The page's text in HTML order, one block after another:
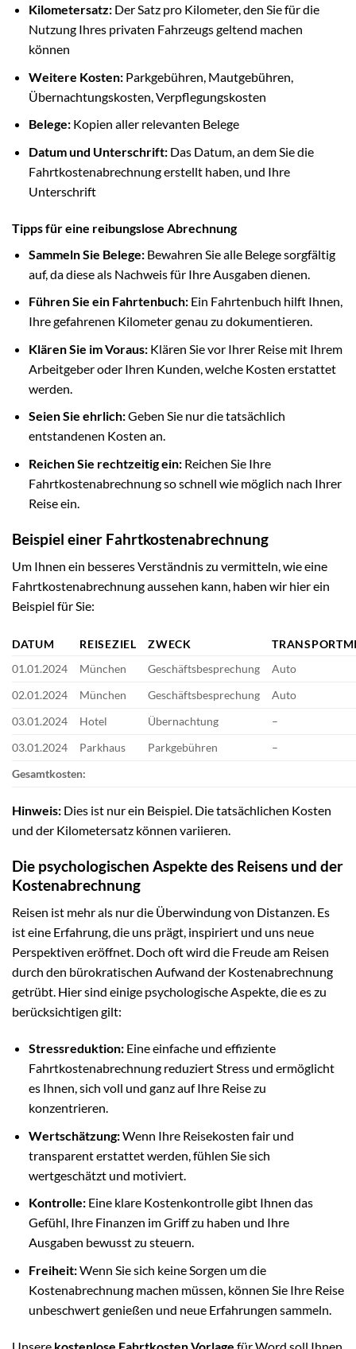
Kilometersatz:Der Satz pro Kilometer, den Sie für die
Nutzung Ihres privaten Fahrzeugs geltend machen
können
Weitere Kosten:Parkgebühren, Mautgebühren,
Übernachtungskosten, Verpflegungskosten
Belege:Kopien aller relevanten Belege
Datum und Unterschrift:Das Datum, an dem Sie die
Fahrtkostenabrechnung erstellt haben, und Ihre
Unterschrift
Tipps für eine reibungslose Abrechnung
Sammeln Sie Belege:Bewahren Sie alle Belege sorgfältig
auf, da diese als Nachweis für Ihre Ausgaben dienen.
Führen Sie ein Fahrtenbuch:Ein Fahrtenbuch hilft Ihnen,
Ihre gefahrenen Kilometer genau zu dokumentieren.
Klären Sie im Voraus:Klären Sie vor Ihrer Reise mit Ihrem
Arbeitgeber oder Ihren Kunden, welche Kosten erstattet
werden.
Seien Sie ehrlich:Geben Sie nur die tatsächlich
entstandenen Kosten an.
Reichen Sie rechtzeitig ein:Reichen Sie Ihre
Fahrtkostenabrechnung so schnell wie möglich nach Ihrer
Reise ein.
Beispiel einer Fahrtkostenabrechnung
Um Ihnen ein besseres Verständnis zu vermitteln, wie eine
Fahrtkostenabrechnung aussehen kann, haben wir hier ein
Beispiel für Sie:
DATUM REISEZIEL ZWECK
01.01.2024
München Geschäftsbesprechung
Auto
02.01.2024
München Geschäftsbesprechung
Auto
03.01.2024
Hotel Übernachtung
–
03.01.2024
Parkhaus Parkgebühren
–
Gesamtkosten:
Hinweis: Dies ist nur ein Beispiel. Die tatsächlichen Kosten
und der Kilometersatz können variieren.
Die psychologischen Aspekte des Reisens und der
Kostenabrechnung
Reisen ist mehr als nur die Überwindung von Distanzen. Es
ist eine Erfahrung, die uns prägt, inspiriert und uns neue
Perspektiven eröffnet. Doch oft wird die Freude am Reisen
durch den bürokratischen Aufwand der Kostenabrechnung
getrübt. Hier sind einige psychologische Aspekte, die es zu
berücksichtigen gilt:
Stressreduktion:Eine einfache und effiziente
Fahrtkostenabrechnung reduziert Stress und ermöglicht
es Ihnen, sich voll und ganz auf Ihre Reise zu
konzentrieren.
Wertschätzung:Wenn Ihre Reisekosten fair und
transparent erstattet werden, fühlen Sie sich
wertgeschätzt und motiviert.
Kontrolle:Eine klare Kostenkontrolle gibt Ihnen das
Gefühl, Ihre Finanzen im Griff zu haben und Ihre
Ausgaben bewusst zu steuern.
Freiheit:Wenn Sie sich keine Sorgen um die
Kostenabrechnung machen müssen, können Sie Ihre Reise
unbeschwert genießen und neue Erfahrungen sammeln.